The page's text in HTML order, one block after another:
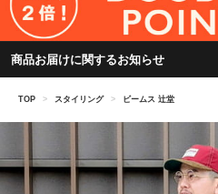
商品お届けに関するお知らせ
TOP > スタイリング > ビームス 辻堂